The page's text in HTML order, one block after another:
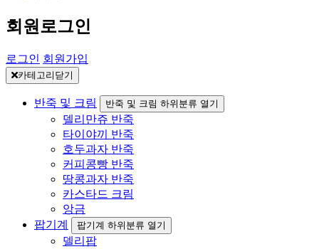
회원로그인
로그인 회원가입
카테고리닫기
반죽 및 크림 반죽 및 크림 하위분류 열기
델리만쥬 반죽
타이야끼 반죽
호두과자 반죽
커피콩빵 반죽
땅콩과자 반죽
카스타드 크림
앙금
팝기계
팝기계 하위분류 열기
델리팝